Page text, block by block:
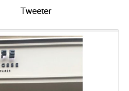
Tweeter